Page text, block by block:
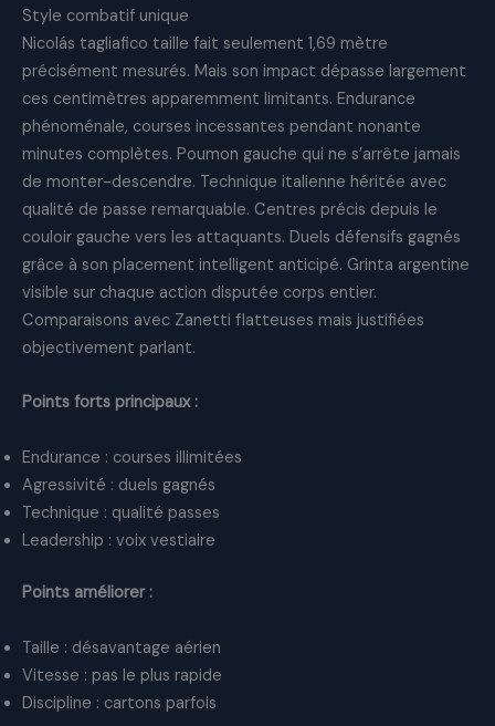
Style combatif unique
Nicolás tagliafico taille fait seulement 1,69 mètre
précisément mesurés. Mais son impact dépasse largement
ces centimètres apparemment limitants. Endurance
phénoménale, courses incessantes pendant nonante
minutes complètes. Poumon gauche qui ne s’arrête jamais
de monter-descendre. Technique italienne héritée avec
qualité de passe remarquable. Centres précis depuis le
couloir gauche vers les attaquants. Duels défensifs gagnés
grâce à son placement intelligent anticipé. Grinta argentine
visible sur chaque action disputée corps entier.
Comparaisons avec Zanetti flatteuses mais justifiées
objectivement parlant.
Points forts principaux :
Endurance : courses illimitées
Agressivité : duels gagnés
Technique : qualité passes
Leadership : voix vestiaire
Points améliorer :
Taille : désavantage aérien
Vitesse : pas le plus rapide
Discipline : cartons parfois